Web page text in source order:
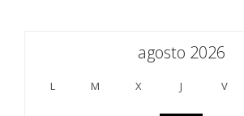
agosto 2026
L M X J V